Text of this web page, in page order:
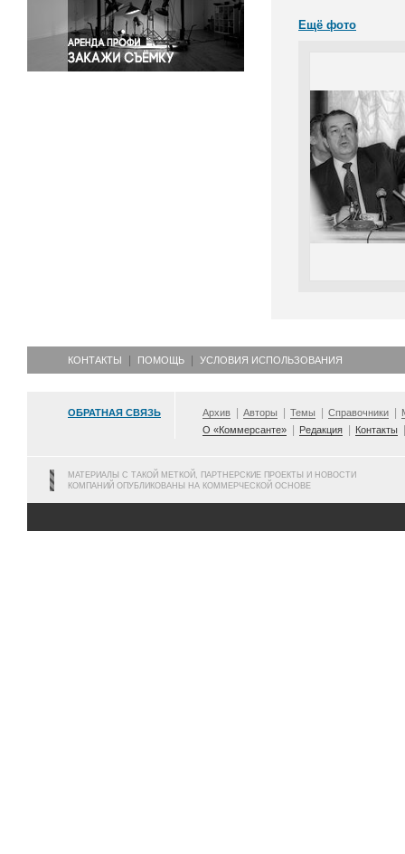
Экология
Экономика и бизнес
Ещё фото
КОНТАКТЫ ПОМОЩЬ УСЛОВИЯ ИСПОЛЬЗОВАНИЯ
ОБРАТНАЯ СВЯЗЬ Архив Авторы Темы Справочники
О «Коммерсанте»
Редакция Контакты
МАТЕРИАЛЫ С ТАКОЙ МЕТКОЙ, ПАРТНЕРСКИЕ ПРОЕКТЫ И НОВОСТИ
КОМПАНИЙ ОПУБЛИКОВАНЫ НА КОММЕРЧЕСКОЙ ОСНОВЕ